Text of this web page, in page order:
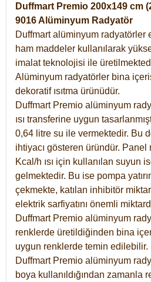
Duffmart Premio 200x149 cm
9016 Alüminyum Radyatör
Duffmart alüminyum radyatörler
ham maddeler kullanılarak
imalat teknolojisi ile
Alüminyum radyatörler bina
dekoratif ısıtma ürünüdür.
Duffmart Premio alüminyum
ısı transferine uygun
0,64 litre su ile vermektedir. Bu
ihtiyacı gösteren üründür.
Kcal/h ısı için kullanılan suyun
gelmektedir. Bu ise pompa
çekmekte, katılan inhibitör
elektrik sarfiyatını önemli
Duffmart Premio alüminyum
renklerde üretildiğinden bina
uygun renklerde temin edilebilir.
Duffmart Premio alüminyum
boya kullanıldığından zamanla